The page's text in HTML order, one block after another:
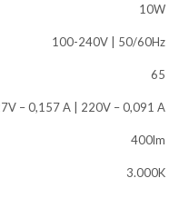
10W
100-240V | 50/60Hz
65
– 0,157 A | 220V – 0,091 A
400lm
3.000K